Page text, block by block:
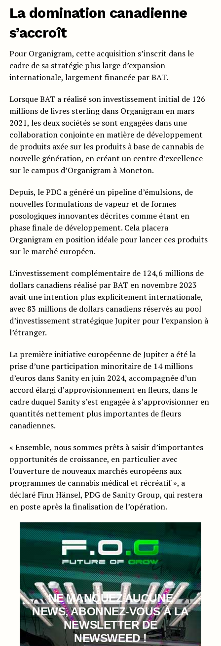
La domination canadienne
s’accroît
Pour Organigram, cette acquisition s’inscrit dans le
cadre de sa stratégie plus large d’expansion
internationale, largement financée par BAT.
Lorsque BAT a réalisé son investissement initial de 126
millions de livres sterling dans Organigram en mars
2021, les deux sociétés se sont engagées dans une
collaboration conjointe en matière de développement
de produits axée sur les produits à base de cannabis de
nouvelle génération, en créant un centre d’excellence
sur le campus d’Organigram à Moncton.
Depuis, le PDC a généré un pipeline d’émulsions, de
nouvelles formulations de vapeur et de formes
posologiques innovantes décrites comme étant en
phase finale de développement. Cela placera
Organigram en position idéale pour lancer ces produits
sur le marché européen.
L’investissement complémentaire de 124,6 millions de
dollars canadiens réalisé par BAT en novembre 2023
avait une intention plus explicitement internationale,
avec 83 millions de dollars canadiens réservés au pool
d’investissement stratégique Jupiter pour l’expansion à
l’étranger.
La première initiative européenne de Jupiter a été la
prise d’une participation minoritaire de 14 millions
d’euros dans Sanity en juin 2024, accompagnée d’un
accord élargi d’approvisionnement en fleurs, dans le
cadre duquel Sanity s’est engagée à s’approvisionner en
quantités nettement plus importantes de fleurs
canadiennes.
« Ensemble, nous sommes prêts à saisir d’importantes
opportunités de croissance, en particulier avec
l’ouverture de nouveaux marchés européens aux
programmes de cannabis médical et récréatif », a
déclaré Finn Hänsel, PDG de Sanity Group, qui restera
en poste après la finalisation de l’opération.
NE MANQUEZ AUCUNE
NEWS, ABONNEZ-VOUS À LA
NEWSLETTER DE
NEWSWEED !